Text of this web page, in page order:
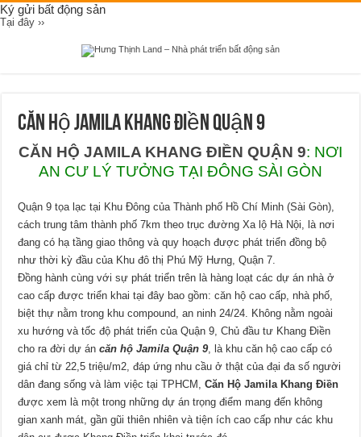
Ký gửi bất động sản
Tại đây ››
Căn Hộ Jamila Khang Điền Quận 9
CĂN HỘ JAMILA KHANG ĐIỀN QUẬN 9: NƠI
AN CƯ LÝ TƯỞNG TẠI ĐÔNG SÀI GÒN
Quận 9 tọa lạc tại Khu Đông của Thành phố Hồ Chí Minh (Sài Gòn),
cách trung tâm thành phố 7km theo trục đường Xa lộ Hà Nội, là nơi
đang có hạ tầng giao thông và quy hoạch được phát triển đồng bộ
như thời kỳ đầu của Khu đô thị Phú Mỹ Hưng, Quận 7.
Đồng hành cùng với sự phát triển trên là hàng loạt các dự án nhà ở
cao cấp được triển khai tại đây bao gồm: căn hộ cao cấp, nhà phố,
biệt thự nằm trong khu compound, an ninh 24/24. Không nằm ngoài
xu hướng và tốc độ phát triển của Quận 9, Chủ đầu tư Khang Điền
cho ra đời dự án căn hộ Jamila Quận 9, là khu căn hộ cao cấp có
giá chỉ từ 22,5 triệu/m2, đáp ứng nhu cầu ở thật của đại đa số người
dân đang sống và làm việc tại TPHCM,Căn Hộ Jamila Khang Điền
được xem là một trong những dự án trọng điểm mang đến không
gian xanh mát, gần gũi thiên nhiên và tiện ích cao cấp như các khu